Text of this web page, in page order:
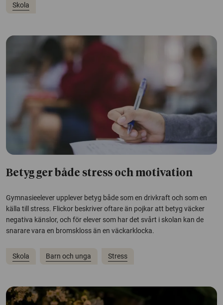
Skola
Betyg ger både stress och motivation
Gymnasieelever upplever betyg både som en drivkraft och som en
källa till stress. Flickor beskriver oftare än pojkar att betyg väcker
negativa känslor, och för elever som har det svårt i skolan kan de
snarare vara en bromskloss än en väckarklocka.
Skola Barn och unga Stress